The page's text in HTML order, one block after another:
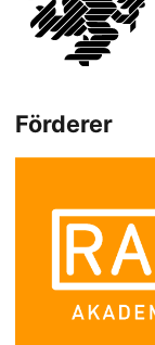
Förderer